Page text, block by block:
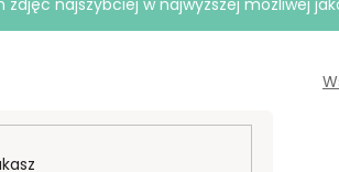
najszybciej w najwyższej możliwej